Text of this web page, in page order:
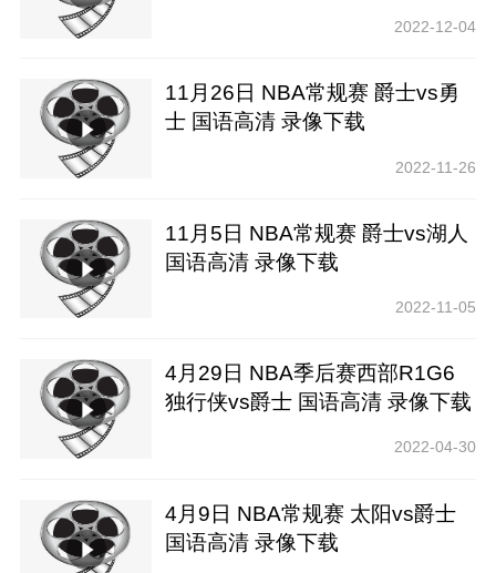
2022-12-04
11月26日 NBA常规赛 爵士vs勇
士 国语高清 录像下载
2022-11-26
11月5日 NBA常规赛 爵士vs湖人
国语高清 录像下载
2022-11-05
4月29日 NBA季后赛西部R1G6
独行侠vs爵士 国语高清 录像下载
2022-04-30
4月9日 NBA常规赛 太阳vs爵士
国语高清 录像下载